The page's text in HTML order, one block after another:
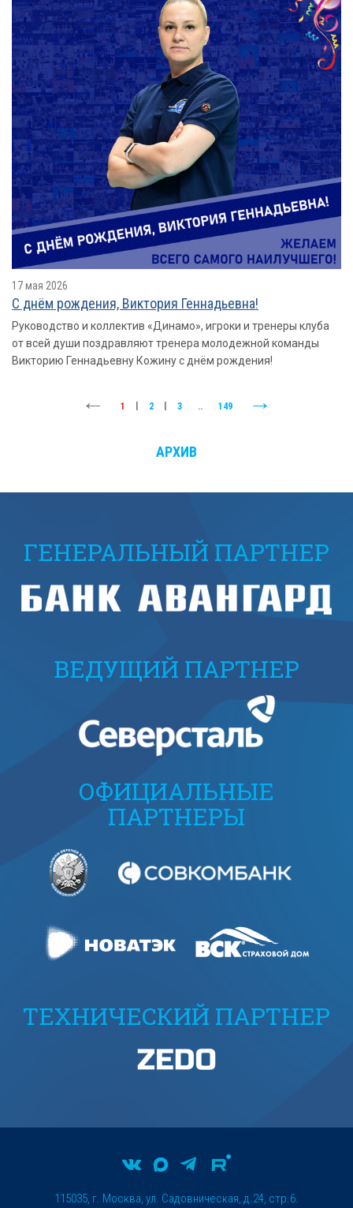
17 мая 2026
С днём рождения, Виктория Геннадьевна!
Руководство и коллектив «Динамо», игроки и тренеры клуба
от всей души поздравляют тренера молодежной команды
Викторию Геннадьевну Кожину с днём рождения!
1 2 3 .. 149
АРХИВ
ГЕНЕРАЛЬНЫЙ ПАРТНЕР
ВЕДУЩИЙ ПАРТНЕР
ОФИЦИАЛЬНЫЕ
ПАРТНЕРЫ
ТЕХНИЧЕСКИЙ ПАРТНЕР
115035, г. Москва, ул. Садовническая, д.24, стр.6.